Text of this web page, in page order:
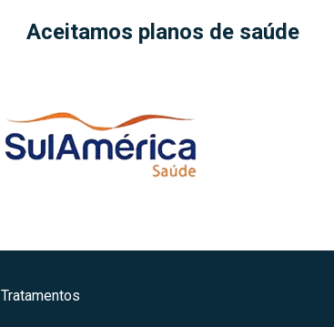
Aceitamos planos de saúde
Tratamentos